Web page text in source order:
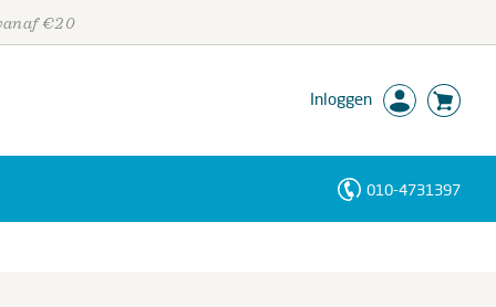
€20
Inloggen
010-4731397
Personen